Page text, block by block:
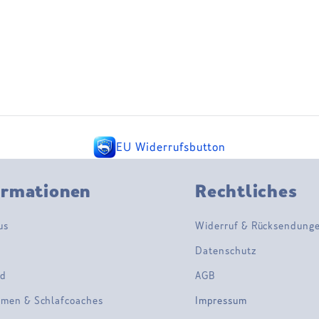
EU Widerrufsbutton
& Schlafcoaches
Rechtliches
Widerruf &
Datenschutz
AGB
Impressum